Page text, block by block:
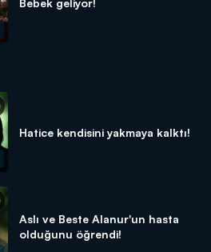
Hatice kendisini yakmaya kalktı!
Aslı ve Beste Alanur'un hasta
olduğunu öğrendi!